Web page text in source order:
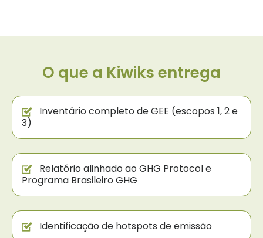
O que a Kiwiks entrega
Inventário completo de GEE (escopos 1, 2 e
3)
Relatório alinhado ao GHG Protocol e
Programa Brasileiro GHG
Identificação de hotspots de emissão